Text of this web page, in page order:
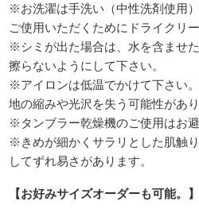
※お洗濯は手洗い（中性洗剤使用
ご使用いただくためにドライクリ
※シミが出た場合は、水を含ませ
擦らないようにして下さい。
※アイロンは低温でかけて下さい
地の縮みや光沢を失う可能性があり
※タンブラー乾燥機のご使用はお避
※きめが細かくサラリとした肌触
してずれ易さがあります。
【お好みサイズオーダーも可能。】